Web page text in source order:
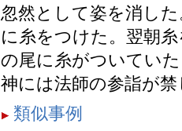
忽然として姿を消し
に糸をつけた。翌朝
の尾に糸がついてい
神には法師の参詣が
類似事例